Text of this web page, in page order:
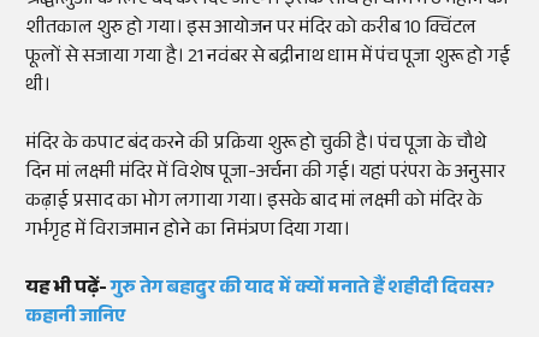
शीतकाल शुरु हो गया। इस आयोजन पर मंदिर को करीब 10क्विंटल
फूलों से सजाया गया है। 21 नवंबर से बद्रीनाथ धाम में पंच पूजा शुरू हो गई
थी।
मंदिर के कपाट बंद करने की प्रक्रिया शुरू हो चुकी है। पंच पूजा के चौथे
दिन मां लक्ष्मी मंदिर में विशेष पूजा-अर्चना की गई। यहां परंपरा के अनुसार
कढ़ाई प्रसाद का भोग लगाया गया। इसके बाद मां लक्ष्मी को मंदिर के
गर्भगृह में विराजमान होने का निमंत्रण दिया गया।
यह भी पढ़ें-गुरु तेग बहादुर की याद में क्यों मनाते हैं शहीदी दिवस?
कहानी जानिए